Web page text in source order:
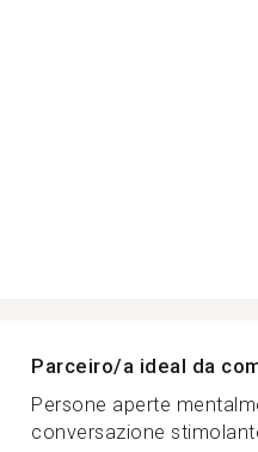
Parceiro/a ideal da
Persone aperte
conversazione